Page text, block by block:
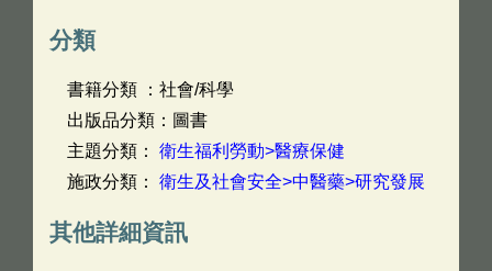
分類
書籍分類 ：社會/科學
出版品分類：圖書
主題分類： 衛生福利勞動>醫療保健
施政分類： 衛生及社會安全>中醫藥>研究發展
其他詳細資訊